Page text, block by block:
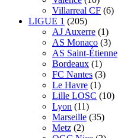
Villarreal CF (6)
LIGUE 1 (205)
AJ Auxerre (1)
AS Monaco (3)
AS Saint-Étienne
Bordeaux (1)
FC Nantes (3)
Le Havre (1)
Lille LOSC (10)
Lyon (11)
Marseille (35)
Metz (2)